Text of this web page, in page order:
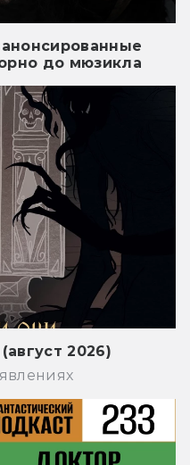
до мюзикла
2026)